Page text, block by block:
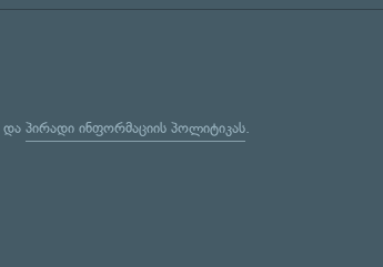
და პირადი ინფორმაციის პოლიტიკას.